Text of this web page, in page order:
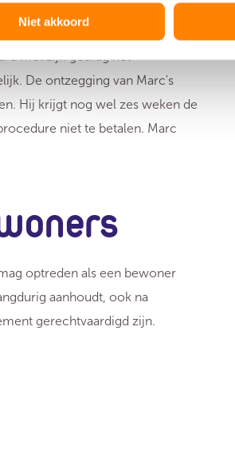
Niet akkoord
eigendomsrecht en persoonlijke
maar die
met zijn gedrag het
De ontzegging van Marc's
Hij krijgt nog wel zes weken de
niet te betalen. Marc
optreden als een bewoner
aanhoudt, ook na
gerechtvaardigd zijn.